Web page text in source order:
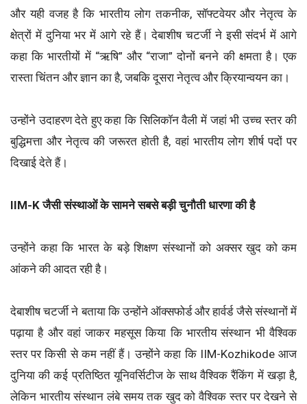
और यही वजह है कि भारतीय लोग तकनीक, सॉफ्टवेयर और नेतृत्व के
क्षेत्रों में दुनिया भर में आगे रहे हैं। देबाशीष चटर्जी ने इसी संदर्भ में आगे
कहा कि भारतीयों में “ऋषि” और “राजा” दोनों बनने की क्षमता है। एक
रास्ता चिंतन और ज्ञान का है, जबकि दूसरा नेतृत्व और क्रियान्वयन का।
उन्होंने उदाहरण देते हुए कहा कि सिलिकॉन वैली में जहां भी उच्च स्तर की
बुद्धिमत्ता और नेतृत्व की जरूरत होती है, वहां भारतीय लोग शीर्ष पदों पर
दिखाई देते हैं।
IIM-K जैसी संस्थाओं के सामने सबसे बड़ी चुनौती धारणा की है
उन्होंने कहा कि भारत के बड़े शिक्षण संस्थानों को अक्सर खुद को कम
आंकने की आदत रही है।
देबाशीष चटर्जी ने बताया कि उन्होंने ऑक्सफोर्ड और हार्वर्ड जैसे संस्थानों में
पढ़ाया है और वहां जाकर महसूस किया कि भारतीय संस्थान भी वैश्विक
स्तर पर किसी से कम नहीं हैं। उन्होंने कहा कि IIM-Kozhikode आज
दुनिया की कई प्रतिष्ठित यूनिवर्सिटीज के साथ वैश्विक रैंकिंग में खड़ा है,
लेकिन भारतीय संस्थान लंबे समय तक खुद को वैश्विक स्तर पर देखने से